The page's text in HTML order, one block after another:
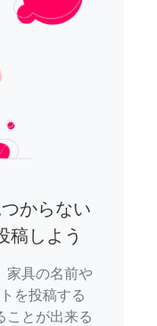
からない
稿しよう
家具の名前や
を投稿する
ことが出来る